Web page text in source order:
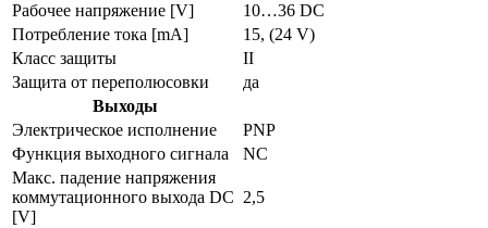
Рабочее напряжение [V]
10…36 DC
Потребление тока [mA]
15, (24 V)
Класс защиты
II
Защита от переполюсовки
да
Выходы
Электрическое исполнение
PNP
Функция выходного сигнала
NC
Макс. падение напряжения
коммутационного выхода DC
[V]
2,5